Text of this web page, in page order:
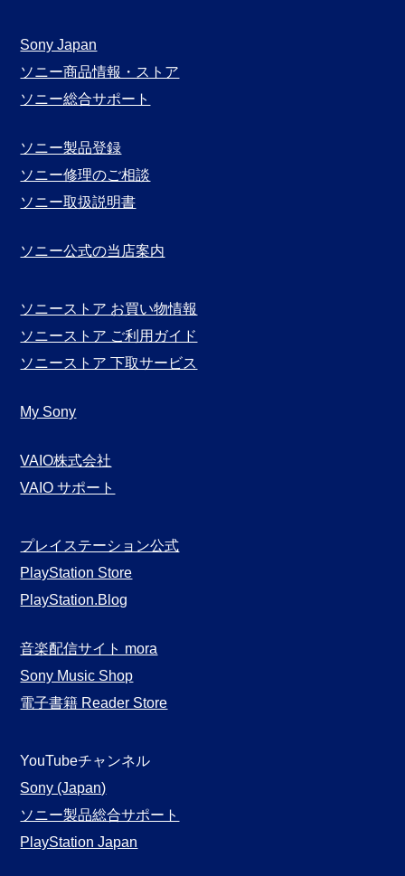
月
別
表
Sony Japan
ソニー商品情報・ストア
ソニー総合サポート
ソニー製品登録
ソニー修理のご相談
ソニー取扱説明書
ソニー公式の当店案内
ソニーストア お買い物情報
ソニーストア ご利用ガイド
ソニーストア 下取サービス
My Sony
VAIO株式会社
VAIO サポート
プレイステーション公式
PlayStation Store
PlayStation.Blog
音楽配信サイト mora
Sony Music Shop
電子書籍 Reader Store
YouTubeチャンネル
Sony (Japan)
ソニー製品総合サポート
PlayStation Japan